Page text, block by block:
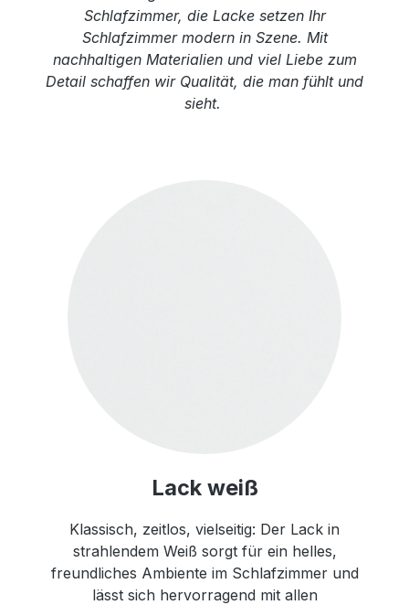
Schlafzimmer, die Lacke setzen Ihr
Schlafzimmer modern in Szene. Mit
nachhaltigen Materialien und viel Liebe zum
Detail schaffen wir Qualität, die man fühlt und
sieht.
Lack weiß
Klassisch, zeitlos, vielseitig: Der Lack in
strahlendem Weiß sorgt für ein helles,
freundliches Ambiente im Schlafzimmer und
lässt sich hervorragend mit allen